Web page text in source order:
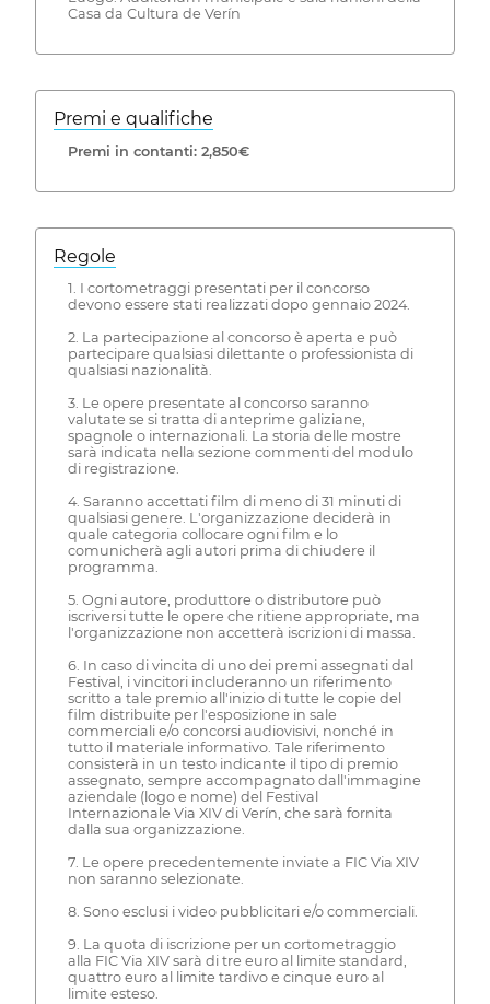
Casa da Cultura de Verín
Premi e qualifiche
Premi in contanti: 2,850€
Regole
1. I cortometraggi presentati per il concorso
devono essere stati realizzati dopo gennaio 2024.
2. La partecipazione al concorso è aperta e può
partecipare qualsiasi dilettante o professionista di
qualsiasi nazionalità.
3. Le opere presentate al concorso saranno
valutate se si tratta di anteprime galiziane,
spagnole o internazionali. La storia delle mostre
sarà indicata nella sezione commenti del modulo
di registrazione.
4. Saranno accettati film di meno di 31 minuti di
qualsiasi genere. L'organizzazione deciderà in
quale categoria collocare ogni film e lo
comunicherà agli autori prima di chiudere il
programma.
5. Ogni autore, produttore o distributore può
iscriversi tutte le opere che ritiene appropriate, ma
l'organizzazione non accetterà iscrizioni di massa.
6. In caso di vincita di uno dei premi assegnati dal
Festival, i vincitori includeranno un riferimento
scritto a tale premio all'inizio di tutte le copie del
film distribuite per l'esposizione in sale
commerciali e/o concorsi audiovisivi, nonché in
tutto il materiale informativo. Tale riferimento
consisterà in un testo indicante il tipo di premio
assegnato, sempre accompagnato dall'immagine
aziendale (logo e nome) del Festival
Internazionale Via XIV di Verín, che sarà fornita
dalla sua organizzazione.
7. Le opere precedentemente inviate a FIC Via XIV
non saranno selezionate.
8. Sono esclusi i video pubblicitari e/o commerciali.
9. La quota di iscrizione per un cortometraggio
alla FIC Via XIV sarà di tre euro al limite standard,
quattro euro al limite tardivo e cinque euro al
limite esteso.